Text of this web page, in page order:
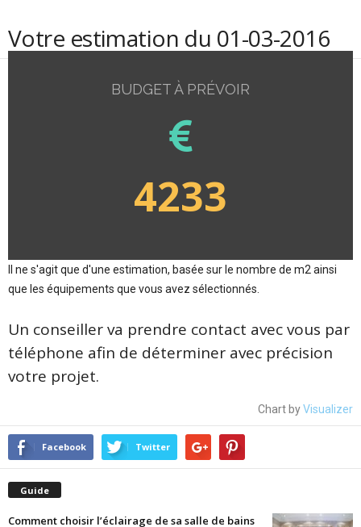
Votre estimation du 01-03-2016
BUDGET À PRÉVOIR
4233
Il ne s'agit que d'une estimation, basée sur le nombre de m2 ainsi
que les équipements que vous avez sélectionnés.
Un conseiller va prendre contact avec vous par
téléphone afin de déterminer avec précision
votre projet.
Chart byVisualizer
Facebook Twitter
Guide
Comment choisir l’éclairage de sa salle de bains